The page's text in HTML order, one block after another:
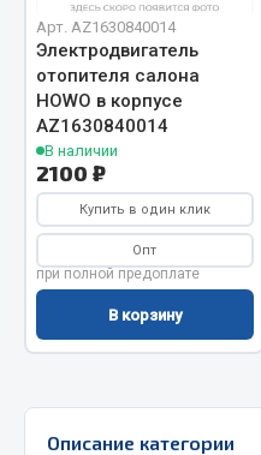
Жидкостные подогреватели
Отопители салона
Подогреватели тосола
Весь раздел
Автотовары
Автозвук
Аксессуары автомобильные
Арт. AZ1630840014
Электродвигатель
отопителя салона
HOWO в корпусе
AZ1630840014
В наличии
2100 ₽
Купить в один клик
Опт
при полной предоплате
В корзину
Описание категории